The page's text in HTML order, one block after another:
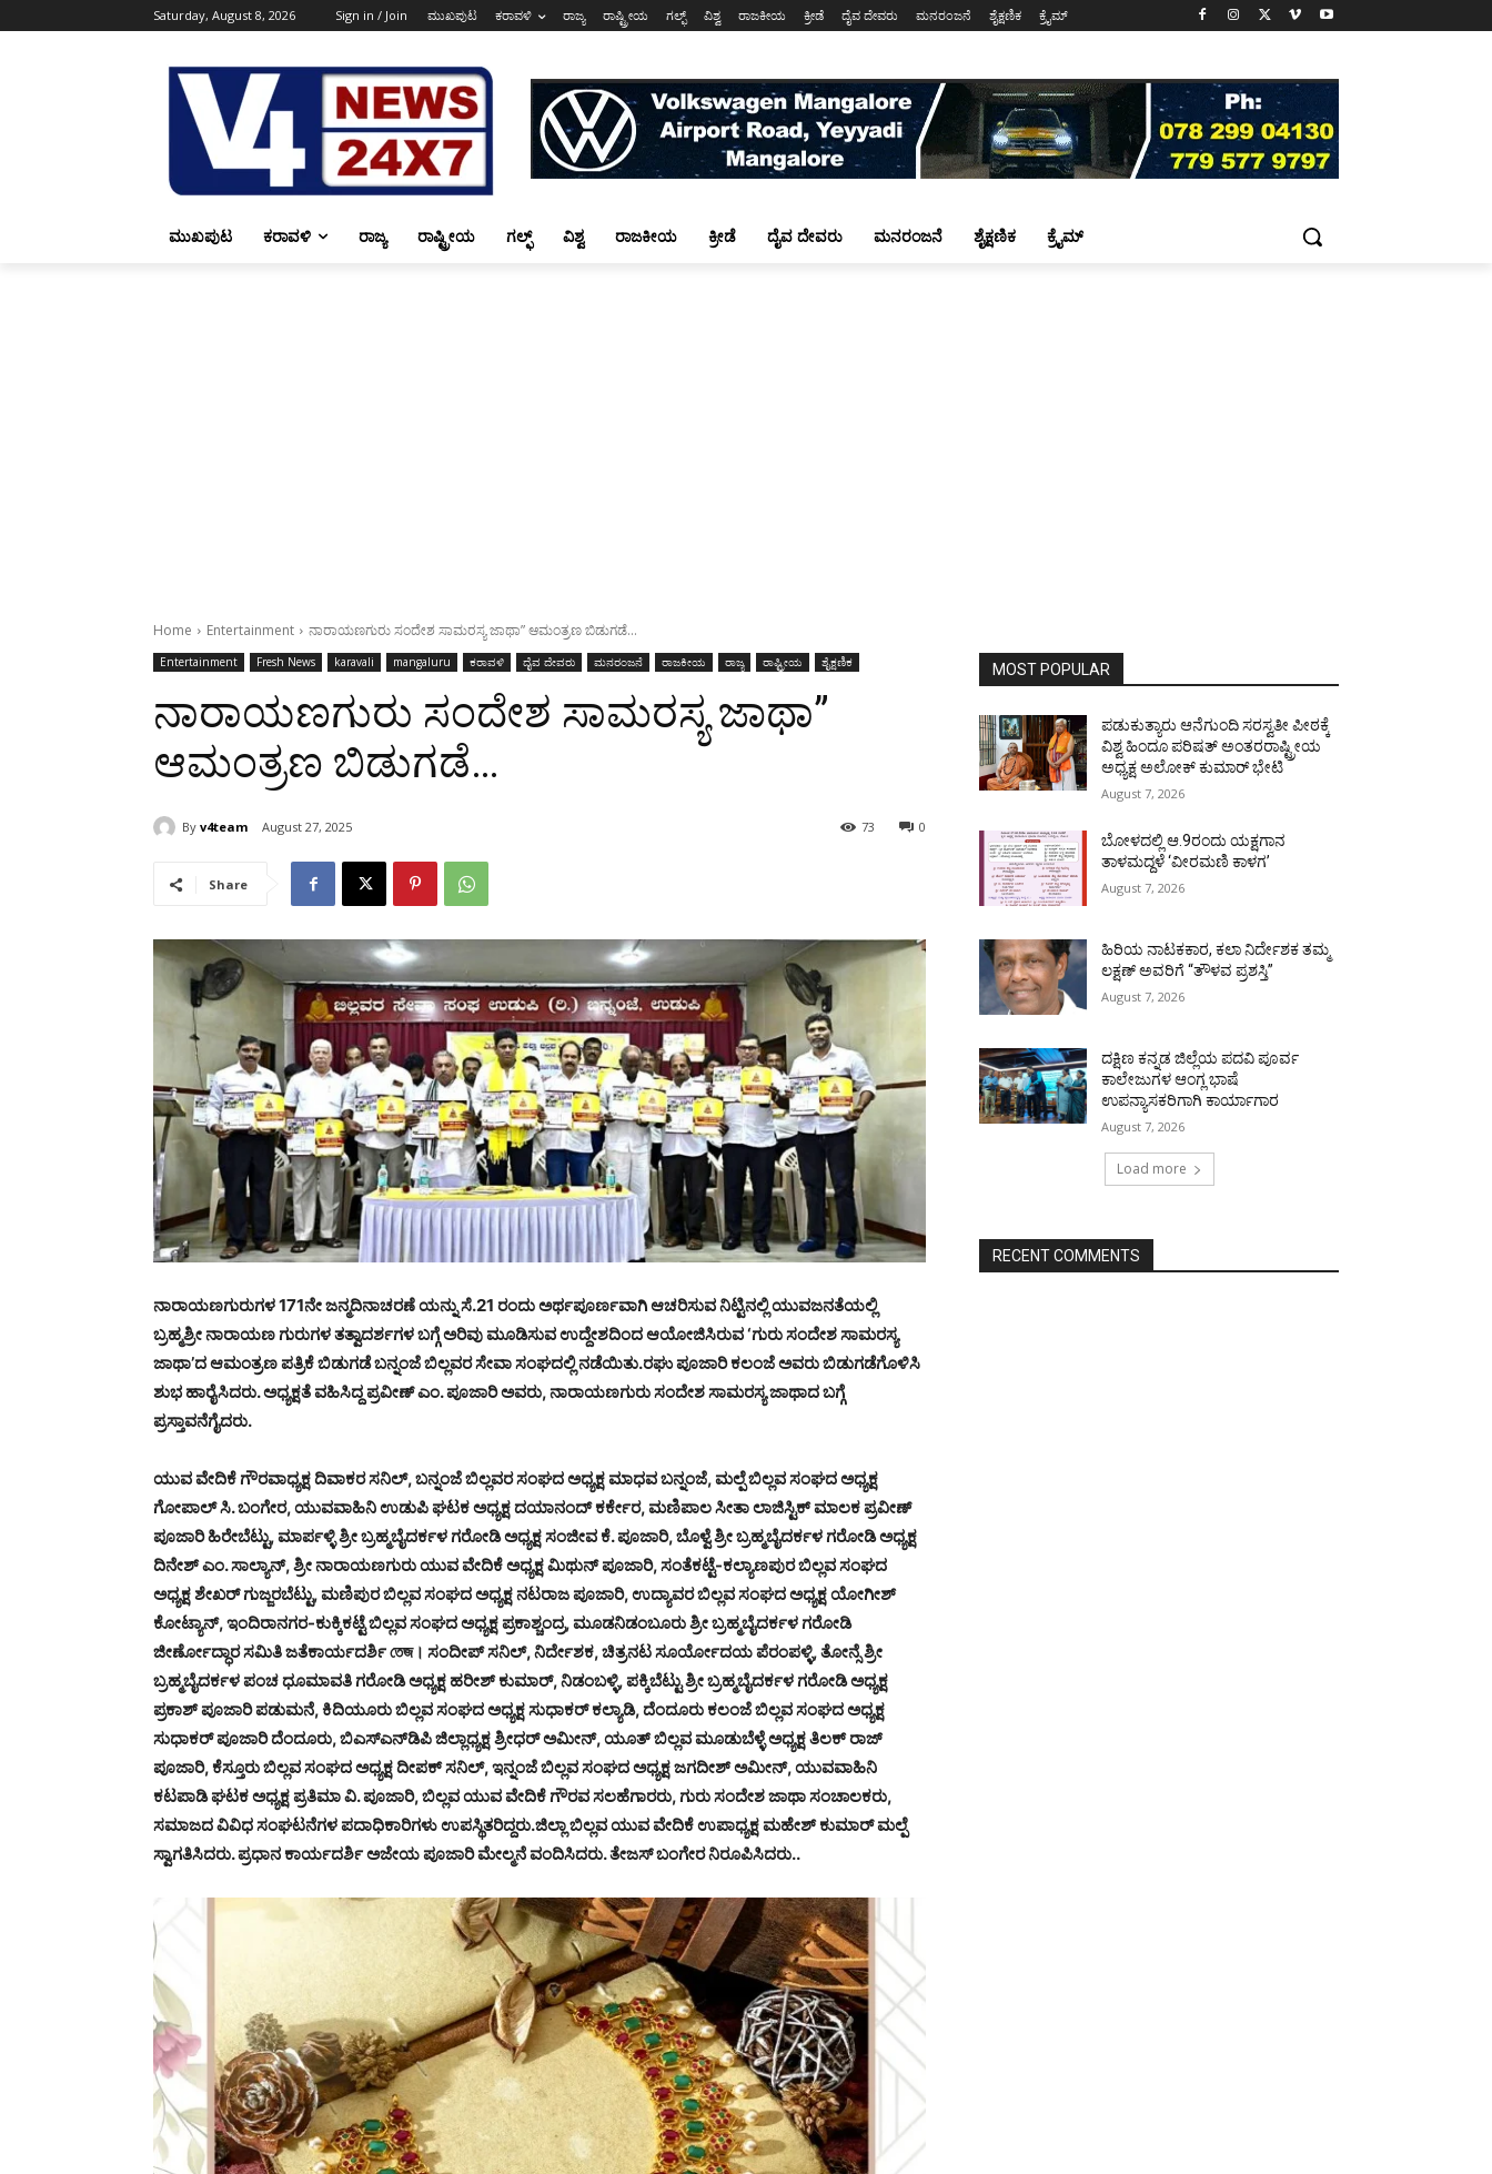
Saturday, August 8, 2026 Sign in / Join ಮುಖಪುಟ ಕರಾವಳಿ ರಾಜ್ಯ ರಾಷ್ಟ್ರೀಯ ಗಲ್ಫ್ ವಿಶ್ವ ರಾಜಕೀಯ ಕ್ರೀಡೆ ದೈವ ದೇವರು ಮನರಂಜನೆ ಶೈಕ್ಷಣಿಕ ಕ್ರೈಮ್
ಮುಖಪುಟ ಕರಾವಳಿ ರಾಜ್ಯ ರಾಷ್ಟ್ರೀಯ ಗಲ್ಫ್ ವಿಶ್ವ ರಾಜಕೀಯ ಕ್ರೀಡೆ ದೈವ ದೇವರು ಮನರಂಜನೆ ಶೈಕ್ಷಣಿಕ ಕ್ರೈಮ್
Home Entertainment ನಾರಾಯಣಗುರು ಸಂದೇಶ ಸಾಮರಸ್ಯ ಜಾಥಾ” ಆಮಂತ್ರಣ ಬಿಡುಗಡೆ…
Entertainment Fresh News karavali mangaluru ಕರಾವಳಿ ದೈವ ದೇವರು ಮನರಂಜನೆ ರಾಜಕೀಯ ರಾಜ್ಯ ರಾಷ್ಟ್ರೀಯ ಶೈಕ್ಷಣಿಕ
ನಾರಾಯಣಗುರು ಸಂದೇಶ ಸಾಮರಸ್ಯ ಜಾಥಾ”
ಆಮಂತ್ರಣ ಬಿಡುಗಡೆ…
By v4team August 27, 2025 0
73
Share
ನಾರಾಯಣಗುರುಗಳ 171ನೇ ಜನ್ಮದಿನಾಚರಣೆ ಯನ್ನು ಸೆ.21 ರಂದು ಅರ್ಥಪೂರ್ಣವಾಗಿ ಆಚರಿಸುವ ನಿಟ್ಟಿನಲ್ಲಿ ಯುವಜನತೆಯಲ್ಲಿ
ಬ್ರಹ್ಮಶ್ರೀ ನಾರಾಯಣ ಗುರುಗಳ ತತ್ವಾದರ್ಶಗಳ ಬಗ್ಗೆ ಅರಿವು ಮೂಡಿಸುವ ಉದ್ದೇಶದಿಂದ ಆಯೋಜಿಸಿರುವ ‘ಗುರು ಸಂದೇಶ ಸಾಮರಸ್ಯ
ಜಾಥಾ’ದ ಆಮಂತ್ರಣ ಪತ್ರಿಕೆ ಬಿಡುಗಡೆ ಬನ್ನಂಜೆ ಬಿಲ್ಲವರ ಸೇವಾ ಸಂಘದಲ್ಲಿ ನಡೆಯಿತು.ರಘು ಪೂಜಾರಿ ಕಲಂಜೆ ಅವರು ಬಿಡುಗಡೆಗೊಳಿಸಿ
ಶುಭ ಹಾರೈಸಿದರು. ಅಧ್ಯಕ್ಷತೆ ವಹಿಸಿದ್ದ ಪ್ರವೀಣ್ ಎಂ. ಪೂಜಾರಿ ಅವರು, ನಾರಾಯಣಗುರು ಸಂದೇಶ ಸಾಮರಸ್ಯ ಜಾಥಾದ ಬಗ್ಗೆ
ಪ್ರಸ್ತಾವನೆಗೈದರು.
ಯುವ ವೇದಿಕೆ ಗೌರವಾಧ್ಯಕ್ಷ ದಿವಾಕರ ಸನಿಲ್, ಬನ್ನಂಜೆ ಬಿಲ್ಲವರ ಸಂಘದ ಅಧ್ಯಕ್ಷ ಮಾಧವ ಬನ್ನಂಜೆ, ಮಲ್ಪೆ ಬಿಲ್ಲವ ಸಂಘದ ಅಧ್ಯಕ್ಷ
ಗೋಪಾಲ್ ಸಿ. ಬಂಗೇರ, ಯುವವಾಹಿನಿ ಉಡುಪಿ ಘಟಕ ಅಧ್ಯಕ್ಷ ದಯಾನಂದ್ ಕರ್ಕೇರ, ಮಣಿಪಾಲ ಸೀತಾ ಲಾಜಿಸ್ಟಿಕ್ ಮಾಲಕ ಪ್ರವೀಣ್
ಪೂಜಾರಿ ಹಿರೇಬೆಟ್ಟು, ಮಾರ್ಪಳ್ಳಿ ಶ್ರೀ ಬ್ರಹ್ಮಬೈದರ್ಕಳ ಗರೋಡಿ ಅಧ್ಯಕ್ಷ ಸಂಜೀವ ಕೆ. ಪೂಜಾರಿ, ಬೊಳ್ವೆ ಶ್ರೀ ಬ್ರಹ್ಮಬೈದರ್ಕಳ ಗರೋಡಿ ಅಧ್ಯಕ್ಷ
ದಿನೇಶ್ ಎಂ. ಸಾಲ್ಯಾನ್, ಶ್ರೀ ನಾರಾಯಣಗುರು ಯುವ ವೇದಿಕೆ ಅಧ್ಯಕ್ಷ ಮಿಥುನ್ ಪೂಜಾರಿ, ಸಂತೆಕಟ್ಟೆ-ಕಲ್ಯಾಣಪುರ ಬಿಲ್ಲವ ಸಂಘದ
ಅಧ್ಯಕ್ಷ ಶೇಖರ್ ಗುಜ್ಜರಬೆಟ್ಟು, ಮಣಿಪುರ ಬಿಲ್ಲವ ಸಂಘದ ಅಧ್ಯಕ್ಷ ನಟರಾಜ ಪೂಜಾರಿ, ಉದ್ಯಾವರ ಬಿಲ್ಲವ ಸಂಘದ ಅಧ್ಯಕ್ಷ ಯೋಗೀಶ್
ಕೋಟ್ಯಾನ್, ಇಂದಿರಾನಗರ-ಕುಕ್ಕಿಕಟ್ಟೆ ಬಿಲ್ಲವ ಸಂಘದ ಅಧ್ಯಕ್ಷ ಪ್ರಕಾಶ್ಚಂದ್ರ, ಮೂಡನಿಡಂಬೂರು ಶ್ರೀ ಬ್ರಹ್ಮಬೈದರ್ಕಳ ಗರೋಡಿ
ಜೀರ್ಣೋದ್ಧಾರ ಸಮಿತಿ ಜತೆಕಾರ್ಯದರ್ಶಿ তেজ। ಸಂದೀಪ್ ಸನಿಲ್, ನಿರ್ದೇಶಕ, ಚಿತ್ರನಟ ಸೂರ್ಯೋದಯ ಪೆರಂಪಳ್ಳಿ, ತೋನ್ಸೆ ಶ್ರೀ
ಬ್ರಹ್ಮಬೈದರ್ಕಳ ಪಂಚ ಧೂಮಾವತಿ ಗರೋಡಿ ಅಧ್ಯಕ್ಷ ಹರೀಶ್ ಕುಮಾರ್, ನಿಡಂಬಳ್ಳಿ, ಪಕ್ಕಿಬೆಟ್ಟು ಶ್ರೀ ಬ್ರಹ್ಮಬೈದರ್ಕಳ ಗರೋಡಿ ಅಧ್ಯಕ್ಷ
ಪ್ರಕಾಶ್ ಪೂಜಾರಿ ಪಡುಮನೆ, ಕಿದಿಯೂರು ಬಿಲ್ಲವ ಸಂಘದ ಅಧ್ಯಕ್ಷ ಸುಧಾಕರ್ ಕಲ್ಯಾಡಿ, ದೆಂದೂರು ಕಲಂಜೆ ಬಿಲ್ಲವ ಸಂಘದ ಅಧ್ಯಕ್ಷ
ಸುಧಾಕರ್ ಪೂಜಾರಿ ದೆಂದೂರು, ಬಿಎಸ್‌ಎನ್‌ಡಿಪಿ ಜಿಲ್ಲಾಧ್ಯಕ್ಷ ಶ್ರೀಧರ್ ಅಮೀನ್, ಯೂತ್ ಬಿಲ್ಲವ ಮೂಡುಬೆಳ್ಳೆ ಅಧ್ಯಕ್ಷ ತಿಲಕ್‌ ರಾಜ್
ಪೂಜಾರಿ, ಕೆಸ್ತೂರು ಬಿಲ್ಲವ ಸಂಘದ ಅಧ್ಯಕ್ಷ ದೀಪಕ್ ಸನಿಲ್, ಇನ್ನಂಜೆ ಬಿಲ್ಲವ ಸಂಘದ ಅಧ್ಯಕ್ಷ ಜಗದೀಶ್ ಅಮೀನ್, ಯುವವಾಹಿನಿ
ಕಟಪಾಡಿ ಘಟಕ ಅಧ್ಯಕ್ಷ ಪ್ರತಿಮಾ ವಿ. ಪೂಜಾರಿ, ಬಿಲ್ಲವ ಯುವ ವೇದಿಕೆ ಗೌರವ ಸಲಹೆಗಾರರು, ಗುರು ಸಂದೇಶ ಜಾಥಾ ಸಂಚಾಲಕರು,
ಸಮಾಜದ ವಿವಿಧ ಸಂಘಟನೆಗಳ ಪದಾಧಿಕಾರಿಗಳು ಉಪಸ್ಥಿತರಿದ್ದರು.ಜಿಲ್ಲಾ ಬಿಲ್ಲವ ಯುವ ವೇದಿಕೆ ಉಪಾಧ್ಯಕ್ಷ ಮಹೇಶ್ ಕುಮಾರ್ ಮಲ್ಪೆ
ಸ್ವಾಗತಿಸಿದರು. ಪ್ರಧಾನ ಕಾರ್ಯದರ್ಶಿ ಅಜೇಯ ಪೂಜಾರಿ ಮೇಲ್ಮನೆ ವಂದಿಸಿದರು. ತೇಜಸ್ ಬಂಗೇರ ನಿರೂಪಿಸಿದರು..
MOST POPULAR
ಪಡುಕುತ್ಯಾರು ಆನೆಗುಂದಿ ಸರಸ್ವತೀ ಪೀಠಕ್ಕೆ
ವಿಶ್ವ ಹಿಂದೂ ಪರಿಷತ್ ಅಂತರರಾಷ್ಟ್ರೀಯ
ಅಧ್ಯಕ್ಷ ಅಲೋಕ್ ಕುಮಾರ್ ಭೇಟಿ
August 7, 2026
ಬೋಳದಲ್ಲಿ ಆ.9ರಂದು ಯಕ್ಷಗಾನ
ತಾಳಮದ್ದಳೆ ‘ವೀರಮಣಿ ಕಾಳಗ’
August 7, 2026
ಹಿರಿಯ ನಾಟಕಕಾರ, ಕಲಾ ನಿರ್ದೇಶಕ ತಮ್ಮ
ಲಕ್ಷಣ್ ಅವರಿಗೆ “ತೌಳವ ಪ್ರಶಸ್ತಿ”
August 7, 2026
ದಕ್ಷಿಣ ಕನ್ನಡ ಜಿಲ್ಲೆಯ ಪದವಿ ಪೂರ್ವ
ಕಾಲೇಜುಗಳ ಆಂಗ್ಲ ಭಾಷೆ
ಉಪನ್ಯಾಸಕರಿಗಾಗಿ ಕಾರ್ಯಾಗಾರ
August 7, 2026
Load more
RECENT COMMENTS